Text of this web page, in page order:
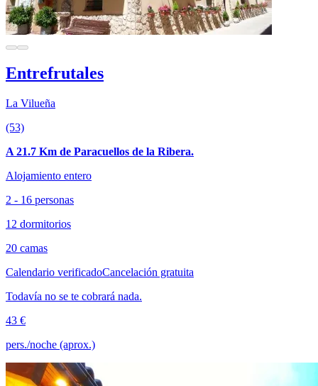
Entrefrutales
La Vilueña
(53)
A 21.7 Km de Paracuellos de la Ribera.
Alojamiento entero
2 - 16 personas
12 dormitorios
20 camas
Calendario verificadoCancelación gratuita
Todavía no se te cobrará nada.
43 €
pers./noche (aprox.)